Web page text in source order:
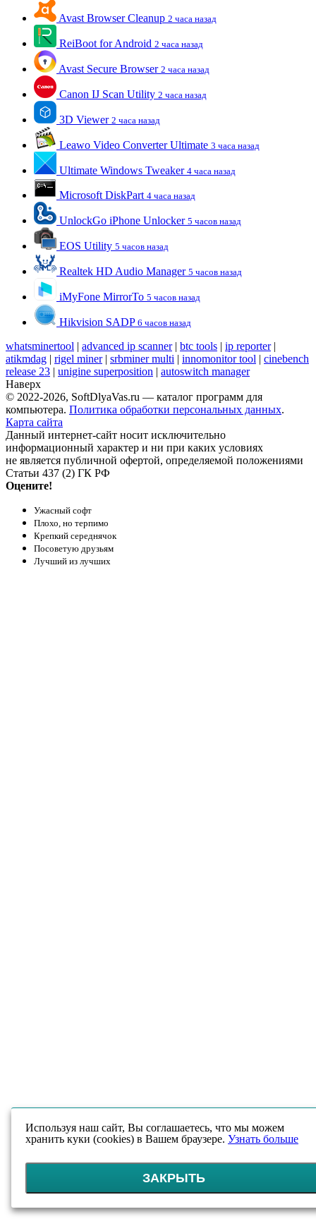
Avast Browser Cleanup 2 часа назад
ReiBoot for Android 2 часа назад
Avast Secure Browser 2 часа назад
Canon IJ Scan Utility 2 часа назад
3D Viewer 2 часа назад
Leawo Video Converter Ultimate 3 часа назад
Ultimate Windows Tweaker 4 часа назад
Microsoft DiskPart 4 часа назад
UnlockGo iPhone Unlocker 5 часов назад
EOS Utility 5 часов назад
Realtek HD Audio Manager 5 часов назад
iMyFone MirrorTo 5 часов назад
Hikvision SADP 6 часов назад
whatsminertool | advanced ip scanner| btc tools | ip reporter|
atikmdag | rigel miner| srbminer multi | innomonitor tool | cinebench
release 23 | unigine superposition | autoswitch manager
Наверх
© 2022-2026, SoftDlyaVas.ru — каталог программ для
компьютера. Политика обработки персональных данных.
Карта сайта
Данный интернет-сайт носит исключительно
информационный характер и ни при каких условиях
не является публичной офертой, определяемой положениями
Статьи 437 (2) ГК РФ
Оцените!
Ужасный софт
Плохо, но терпимо
Крепкий середнячок
Посоветую друзьям
Лучший из лучших
Используя наш сайт, Вы соглашаетесь, что мы можем
хранить куки (cookies) в Вашем браузере. Узнать больше
ЗАКРЫТЬ